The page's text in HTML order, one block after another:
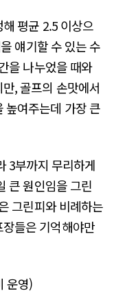
평균 2.5 이상으
얘기할 수 있는 수
을 나누었을 때와
, 골프의 손맛에서
높여주는데 가장 큰
3부까지 무리하게
큰 원인임을 그린
그린피와 비례하는
들은 기억해야만
운영)